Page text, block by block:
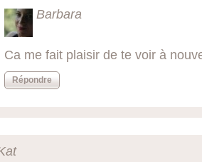
Barbara
Ca me fait plaisir de te voir à
Répondre